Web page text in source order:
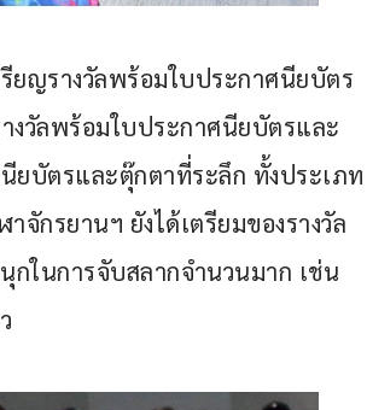
ญรางวัลพร้อมใบประกาศนียบัตร
งวัลพร้อมใบประกาศนียบัตรและ
ยบัตรและตุ๊กตาที่ระลึก ทั้งประเภท
กรยานฯ ยังได้เตรียมของรางวัล
ในการจับสลากจำนวนมาก เช่น